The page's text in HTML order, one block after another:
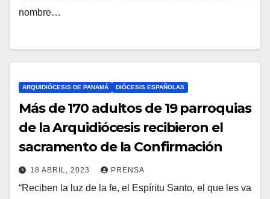
O
E
O
nombre…
ARQUIDIÓCESIS DE PANAMÁ DIÓCESIS ESPAÑOLAS
Más de 170 adultos de 19 parroquias
de la Arquidiócesis recibieron el
sacramento de la Confirmación
18 ABRIL, 2023 PRENSA
N
“Reciben la luz de la fe, el Espíritu Santo, el que les va